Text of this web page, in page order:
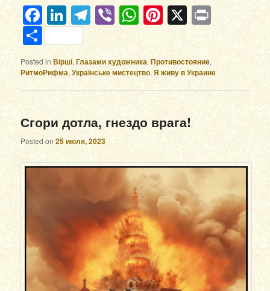
Facebook
LinkedIn
Telegram
ViberWhatsApp
Pinterest
X
Отправить
Posted in Вірші,Глазами художника,Противостояние,
РитмоРифма,Українське мистецтво,Я живу в Украине
Сгори дотла, гнездо врага!
Posted on25 июля, 2023